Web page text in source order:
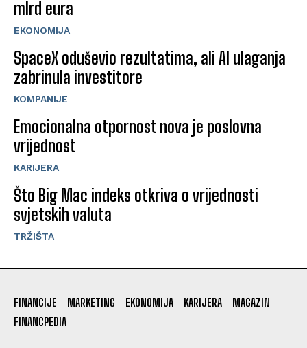
mlrd eura
EKONOMIJA
SpaceX oduševio rezultatima, ali AI ulaganja
zabrinula investitore
KOMPANIJE
Emocionalna otpornost nova je poslovna
vrijednost
KARIJERA
Što Big Mac indeks otkriva o vrijednosti
svjetskih valuta
TRŽIŠTA
FINANCIJE MARKETING EKONOMIJA KARIJERA
MAGAZIN
FINANCPEDIA